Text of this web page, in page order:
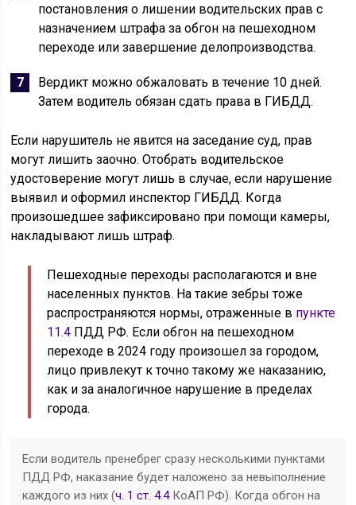
постановления о лишении водительских прав с
назначением штрафа за обгон на пешеходном
переходе или завершение делопроизводства.
Вердикт можно обжаловать в течение 10 дней.
Затем водитель обязан сдать права в ГИБДД.
Если нарушитель не явится на заседание суд, прав
могут лишить заочно. Отобрать водительское
удостоверение могут лишь в случае, если нарушение
выявил и оформил инспектор ГИБДД. Когда
произошедшее зафиксировано при помощи камеры,
накладывают лишь штраф.
Пешеходные переходы располагаются и вне
населенных пунктов. На такие зебры тоже
распространяются нормы, отраженные в пункте
11.4 ПДД РФ. Если обгон на пешеходном
переходе в 2024 году произошел за городом,
лицо привлекут к точно такому же наказанию,
как и за аналогичное нарушение в пределах
города.
Если водитель пренебрег сразу несколькими пунктами
ПДД РФ, наказание будет наложено за невыполнение
каждого из них (ч. 1 ст. 4.4КоАП РФ). Когда обгон на